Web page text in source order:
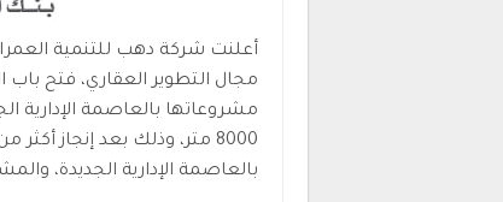
بالعاصمة الإدارية الجديدة، والمشروع